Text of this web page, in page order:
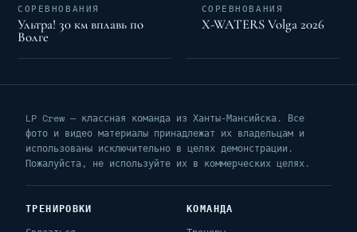
СОРЕВНОВАНИЯ
Ультра! 30 км вплавь по
Волге
СОРЕВНОВАНИЯ
X-WATERS Volga 2026
LP Crew — классная команда из Ханты-Мансийска. Все
фото и видео материалы принадлежат их владельцам и
использованы исключительно в целях демонстрации.
Пожалуйста, не используйте их в коммерческих целях.
ТРЕНИРОВКИ КОМАНДА